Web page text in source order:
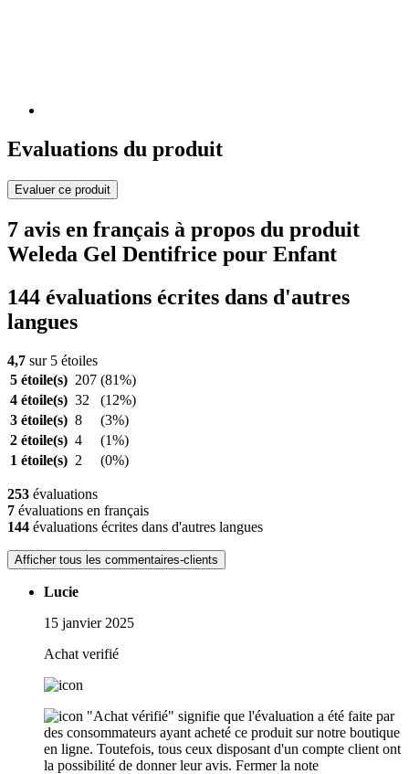
Evaluations du produit
Evaluer ce produit
7 avis en français à propos du produit
Weleda Gel Dentifrice pour Enfant
144 évaluations écrites dans d'autres
langues
4,7 sur 5 étoiles
5 étoile(s) 207 (81%)
4 étoile(s) 32
(12%)
3 étoile(s) 8
(3%)
2 étoile(s) 4
(1%)
1 étoile(s) 2 (0%)
253 évaluations
7 évaluations en français
144 évaluations écrites dans d'autres langues
Afficher tous les commentaires-clients
Lucie
15 janvier 2025
Achat verifié
"Achat vérifié" signifie que l'évaluation a été faite par
des consommateurs ayant acheté ce produit sur notre boutique
en ligne. Toutefois, tous ceux disposant d'un compte client ont
la possibilité de donner leur avis. Fermer la note